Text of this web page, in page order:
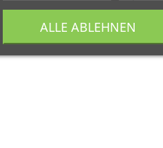
ALLE ABLEHNEN